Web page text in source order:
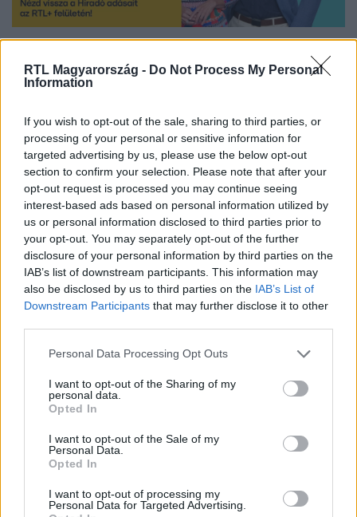
RTL Magyarország - Do Not Process My Personal
Information
If you wish to opt-out of the sale, sharing to third parties, or
processing of your personal or sensitive information for
targeted advertising by us, please use the below opt-out
section to confirm your selection. Please note that after your
opt-out request is processed you may continue seeing
interest-based ads based on personal information utilized by
us or personal information disclosed to third parties prior to
your opt-out. You may separately opt-out of the further
disclosure of your personal information by third parties on the
IAB’s list of downstream participants. This information may
also be disclosed by us to third parties on the IAB’s List of
Downstream Participants that may further disclose it to other
Please note that this website/app uses one or more Google
not limited to your visit or usage behaviour. You may click to
grant or deny consent to Google and its third-party tags to
use your data for below specified purposes in below Google
consent section.
Personal Data Processing Opt Outs
I want to opt-out of the Sharing of my
personal data.
Opted In
I want to opt-out of the Sale of my
Personal Data.
Opted In
I want to opt-out of processing my
Personal Data for Targeted Advertising.
Itt állítsd be, hogy az RTL.hu az elsők között
legyen a Google-találatokban!
HÍRADÓ # #TÖRLEY KATALIN